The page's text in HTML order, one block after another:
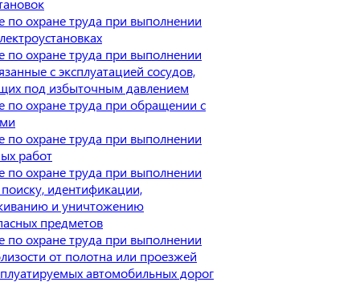
по охране труда при выполнении
по охране труда при выполнении
с эксплуатацией сосудов,
под избыточным давлением
по охране труда при обращении с
по охране труда при выполнении
работ
по охране труда при выполнении
идентификации,
и уничтожению
предметов
по охране труда при выполнении
от полотна или проезжей
автомобильных дорог